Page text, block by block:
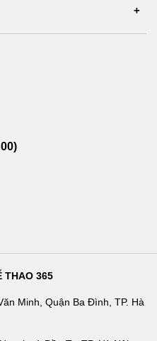
THAO 365
Minh, Quận Ba Đình, TP. Hà